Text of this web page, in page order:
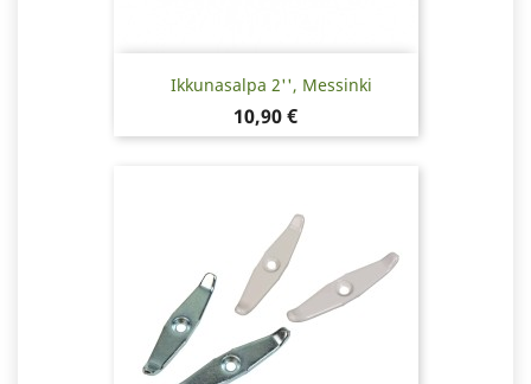
Ikkunasalpa 2'', Messinki
Hinta
10,90 €